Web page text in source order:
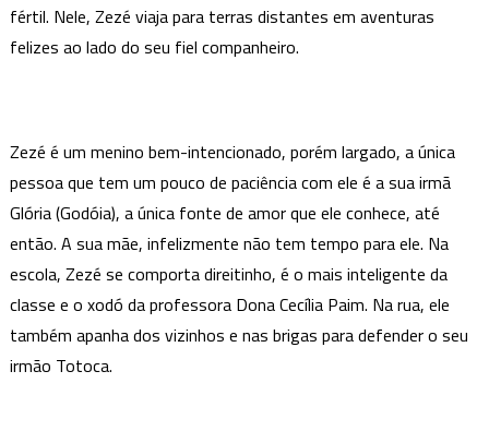
fértil. Nele, Zezé viaja para terras distantes em aventuras
felizes ao lado do seu fiel companheiro.
Zezé é um menino bem-intencionado, porém largado, a única
pessoa que tem um pouco de paciência com ele é a sua irmã
Glória (Godóia), a única fonte de amor que ele conhece, até
então. A sua mãe, infelizmente não tem tempo para ele. Na
escola, Zezé se comporta direitinho, é o mais inteligente da
classe e o xodó da professora Dona Cecília Paim. Na rua, ele
também apanha dos vizinhos e nas brigas para defender o seu
irmão Totoca.